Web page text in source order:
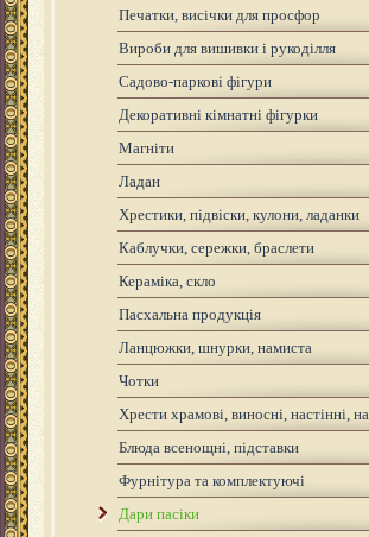
Печатки, висічки для просфор
Вироби для вишивки і рукоділля
Садово-паркові фігури
Декоративні кімнатні фігурки
Магніти
Ладан
Хрестики, підвіски, кулони, ладанки
Каблучки, сережки, браслети
Кераміка, скло
Пасхальна продукція
Ланцюжки, шнурки, намиста
Чотки
Хрести храмові, виносні, настінні,
Блюда всенощні, підставки
Фурнітура та комплектуючі
Дари пасіки